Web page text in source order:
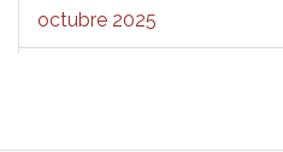
octubre 2025